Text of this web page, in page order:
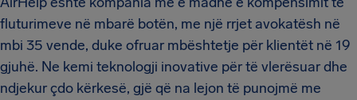
fluturimeve në mbarë botën, me një rrjet avokatësh në
mbi 35 vende, duke ofruar mbështetje për klientët në 19
gjuhë. Ne kemi teknologji inovative për të vlerësuar dhe
ndjekur çdo kërkesë, gjë që na lejon të punojmë me